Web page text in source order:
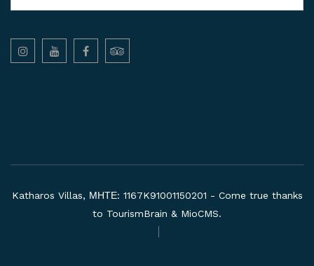
Katharos Villas, ΜΗΤΕ: 1167K91001150201 - Come true thanks
to TourismBrain & MioCMS.